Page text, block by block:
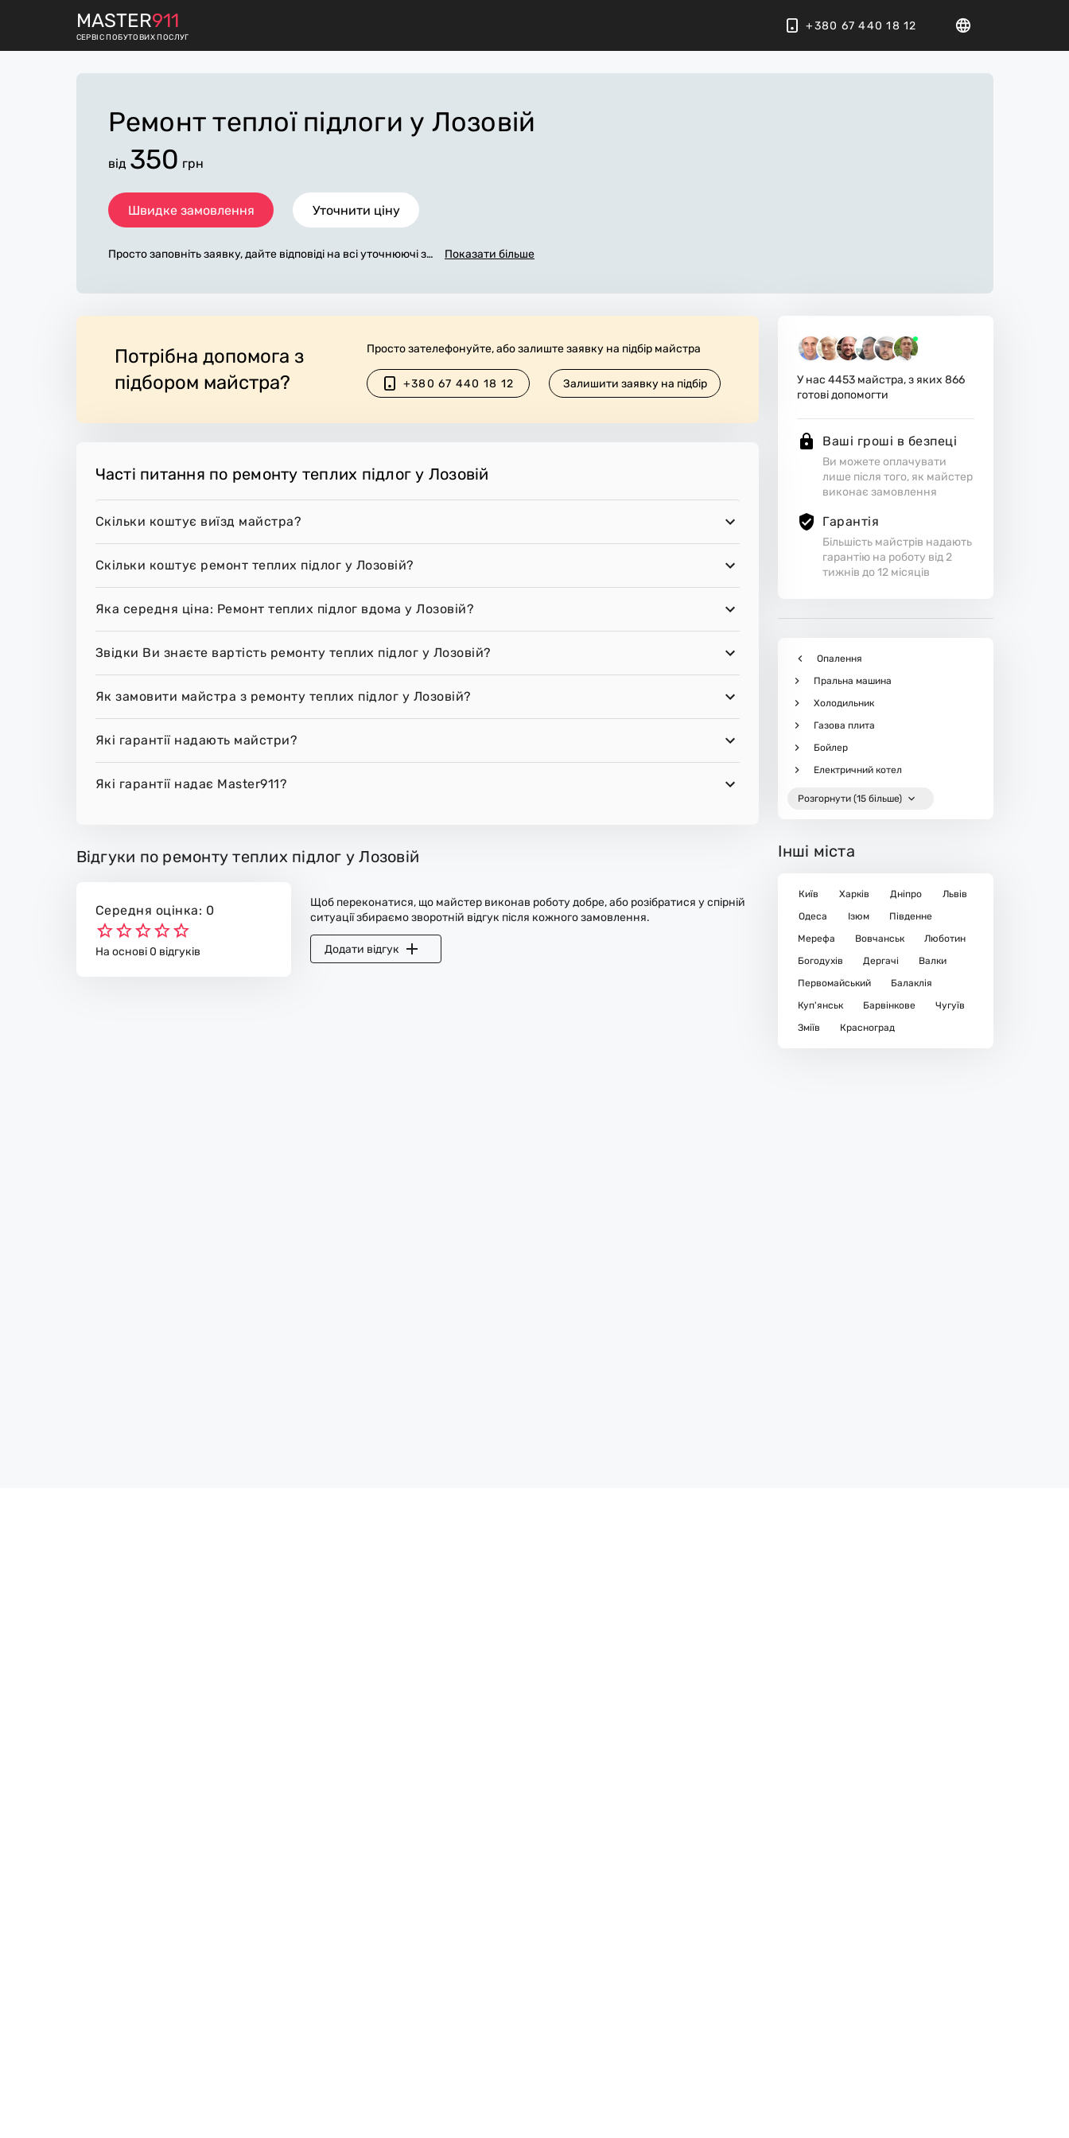
MASTER911
СЕРВІС ПОБУТОВИХ ПОСЛУГ
+380 67 440 18 12
Ремонт теплої підлоги у Лозовій
від 350 грн
Швидке замовлення Уточнити ціну
Просто заповніть заявку, дайте відповіді на всі уточнюючі за
новному не зміниться після завершення всіх робіт. За додат
онавці стежать за чистотою та прибирають робоче місце.
Показати більше
У нас4453 майстра, з яких866
готові допомогти
Ваші гроші в безпеці
Ви можете оплачувати
лише після того, як майстер
виконає замовлення
Гарантія
Більшість майстрів надають
гарантію на роботу від 2
тижнів до 12 місяців
Опалення
Пральна машина
Холодильник
Газова плита
Бойлер
Електричний котел
Розгорнути (15 більше)
Інші міста
Київ Харків Дніпро
Львів
Одеса
Ізюм
Південне
Мерефа
Вовчанськ
Люботин
Богодухів
Дергачі
Валки
Первомайський
Балаклія
Куп'янськ
Барвінкове
Чугуїв
Зміїв
Красноград
Потрібна допомога з
підбором майстра?
Просто зателефонуйте, або залиште заявку на підбір майстра
+380 67 440 18 12 Залишити заявку на підбір
Часті питання по ремонту теплих підлог у Лозовій
Скільки коштує виїзд майстра?
Скільки коштує ремонт теплих підлог у Лозовій?
Яка середня ціна: Ремонт теплих підлог вдома у Лозовій?
Звідки Ви знаєте вартість ремонту теплих підлог у Лозовій?
Як замовити майстра з ремонту теплих підлог у Лозовій?
Які гарантії надають майстри?
Які гарантії надає Master911?
Відгуки по ремонту теплих підлог у Лозовій
Середня оцінка: 0
На основі 0 відгуків
Щоб переконатися, що майстер виконав роботу добре, або розібратися у спірній
ситуації збираємо зворотній відгук після кожного замовлення.
Додати відгук